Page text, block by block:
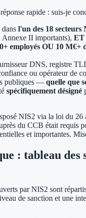
rapide : suis-je
l'un des 18 secteurs
Annexe II importants), ET
employés OU 10 M€+
DNS, registre
ou opérateur de
publiques — quelle que
spécifiquement désigné
NIS2 via la loi du 26
du CCB était requis
et importantes.
: tableau des
par NIS2 sont
de sanction et une